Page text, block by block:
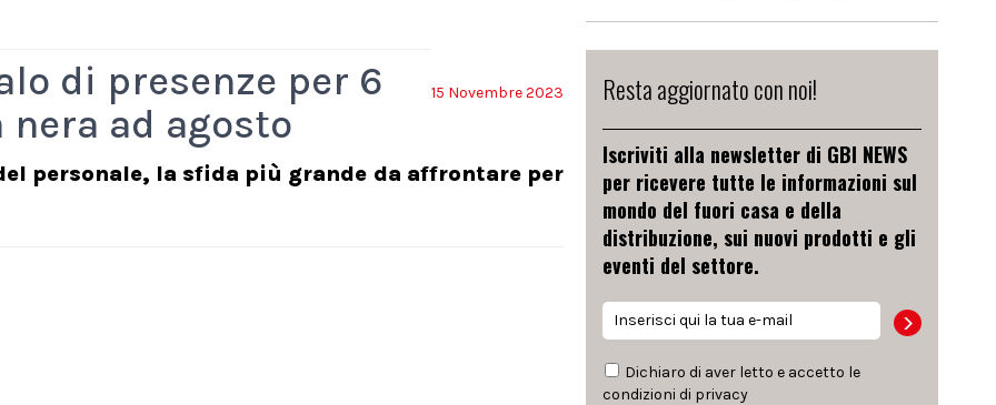
15 Novembre 2023
di presenze per 6
ad agosto
personale, la sfida più grande da affrontare per
Resta aggiornato con noi!
Iscriviti alla newsletter di GBI NEWS
per ricevere tutte le informazioni sul
mondo del fuori casa e della
distribuzione, sui nuovi prodotti e gli
eventi del settore.
Dichiaro di aver letto e accetto le
condizioni di privacy